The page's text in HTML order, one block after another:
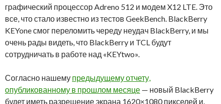
графический процессор Adreno 512 и модем X12 LTE. Это
все, что стало известно из тестов GeekBench. BlackBerry
KEYone смог переломить череду неудач BlackBerry, и мы
очень рады видеть, что BlackBerry и TCL будут
сотрудничать в работе над «KEYtwo».
Согласно нашему предыдущему отчету,
опубликованному в прошлом месяце — новый BlackBerry
будет иметь разрешение экрана 1620×1080 пикселей и,